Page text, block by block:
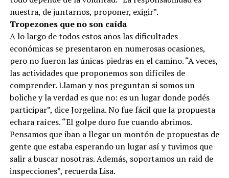
nuestra, de juntarnos, proponer, exigir”.
Tropezones que no son caída
A lo largo de todos estos años las dificultades
económicas se presentaron en numerosas ocasiones,
pero no fueron las únicas piedras en el camino. “A veces,
las actividades que proponemos son difíciles de
comprender. Llaman y nos preguntan si somos un
boliche y la verdad es que no: es un lugar donde podés
participar”, dice Jorgelina. No fue fácil que la propuesta
echara raíces. “El golpe duro fue cuando abrimos.
Pensamos que iban a llegar un montón de propuestas de
gente que estaba esperando un lugar así y tuvimos que
salir a buscar nosotras. Además, soportamos un raid de
inspecciones”, recuerda Lisa.